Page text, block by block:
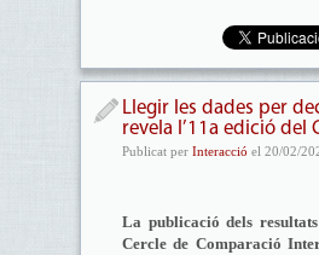
Llegir les dades per
revela l’11a edició del
Publicat per Interacció el 20/02/
La publicació dels
Cercle de Comparació